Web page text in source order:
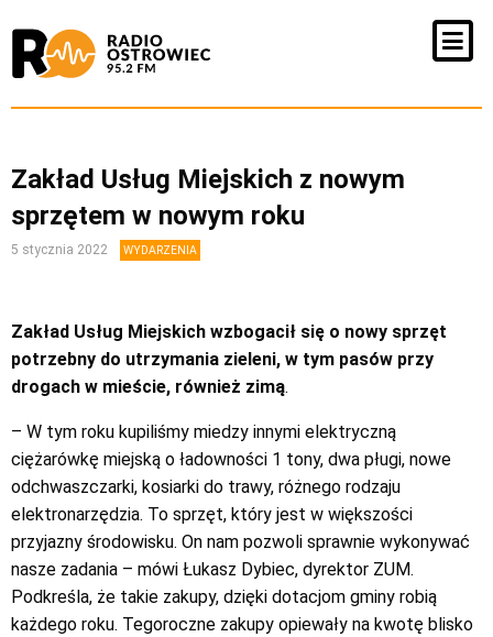
Zakład Usług Miejskich z nowym
sprzętem w nowym roku
5 stycznia 2022 WYDARZENIA
Zakład Usług Miejskich wzbogacił się o nowy sprzęt
potrzebny do utrzymania zieleni, w tym pasów przy
drogach w mieście, również zimą.
– W tym roku kupiliśmy miedzy innymi elektryczną
ciężarówkę miejską o ładowności 1 tony, dwa pługi, nowe
odchwaszczarki, kosiarki do trawy, różnego rodzaju
elektronarzędzia. To sprzęt, który jest w większości
przyjazny środowisku. On nam pozwoli sprawnie wykonywać
nasze zadania – mówi Łukasz Dybiec, dyrektor ZUM.
Podkreśla, że takie zakupy, dzięki dotacjom gminy robią
każdego roku. Tegoroczne zakupy opiewały na kwotę blisko